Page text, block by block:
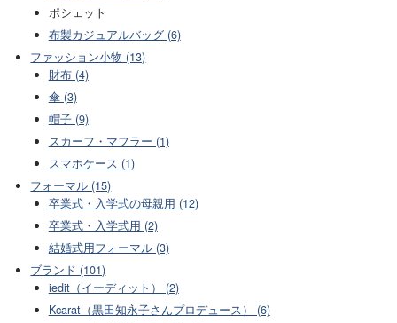
ポシェット
布製カジュアルバッグ (6)
ファッション小物 (13)
財布 (4)
傘 (3)
帽子 (9)
スカーフ・マフラー (1)
スマホケース (1)
フォーマル (15)
卒業式・入学式の母親用 (12)
卒業式・入学式用 (2)
結婚式用フォーマル (3)
ブランド (101)
iedit（イーディット） (2)
Kcarat（黒田知永子さんプロデュース） (6)